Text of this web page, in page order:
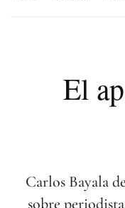
El
Carlos Bayala
sobre